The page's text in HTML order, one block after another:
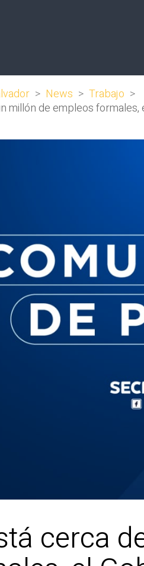
> News > Trabajo >
millón de empleos
cerca